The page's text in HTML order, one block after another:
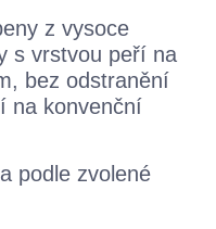
z vysoce
s vrstvou peří na
bez odstranění
na konvenční
podle zvolené